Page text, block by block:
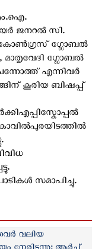
ജനറൽ സി.
കോൺഗ്രസ് ഗ്ലോബൽ
ഗ്ലോബൽ
എന്നിവർ
കൂരിയ ബിഷപ്പ്
സമാപിച്ചു.
വലിയ